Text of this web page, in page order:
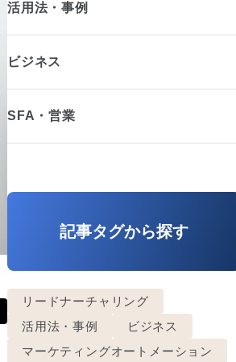
活用法・事例
ビジネス
SFA・営業
記事タグから探す
リードナーチャリング
活用法・事例
ビジネス
マーケティングオートメーション